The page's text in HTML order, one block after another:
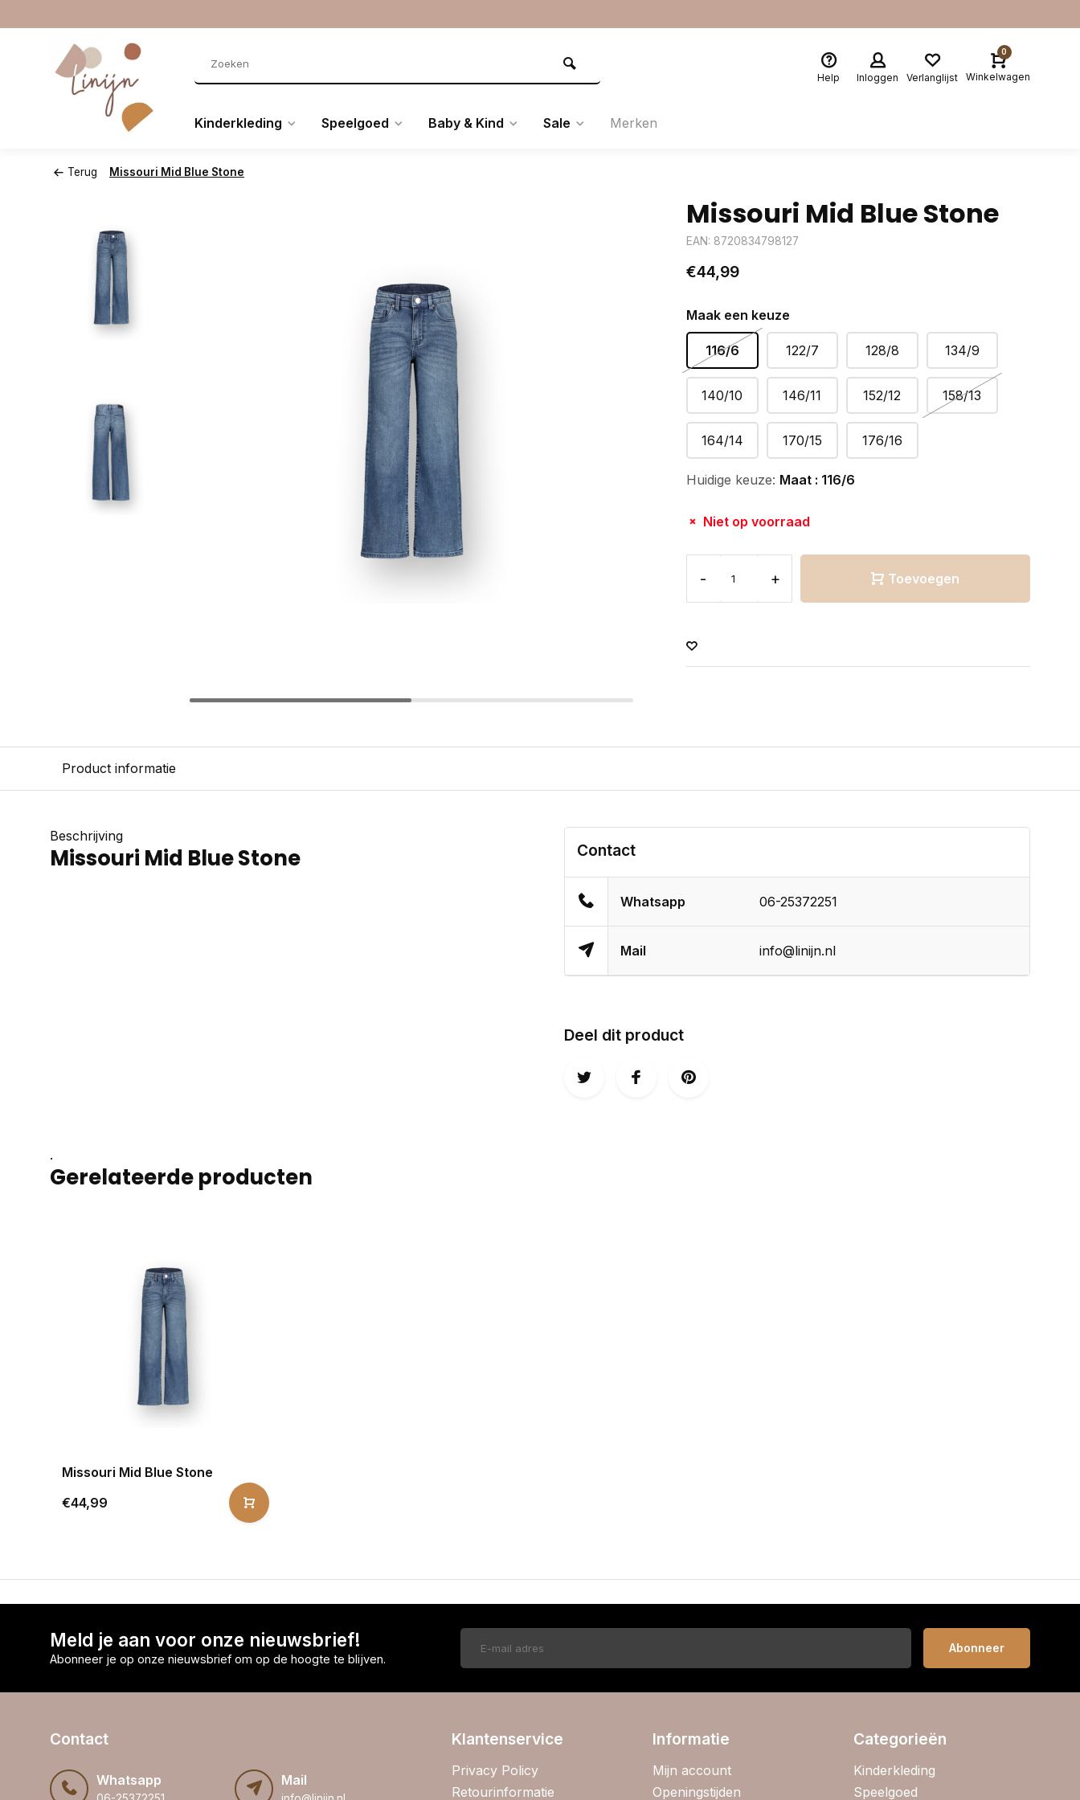
Help Inloggen Verlanglijst
0
Winkelwagen
Kinderkleding Speelgoed Baby & Kind Sale Merken
Terug Missouri Mid Blue Stone
Missouri Mid Blue Stone
EAN: 8720834798127
€44,99
Maak een keuze
116/6 122/7 128/8 134/9
140/10 146/11 152/12 158/13
164/14 170/15 176/16
Huidige keuze: Maat : 116/6
Niet op voorraad
- + Toevoegen
Product informatie
Beschrijving
Missouri Mid Blue Stone Contact
Whatsapp 06-25372251
Mail info@linijn.nl
Deel dit product
.
Gerelateerde producten
Missouri Mid Blue Stone
€44,99
Meld je aan voor onze nieuwsbrief!
Abonneer je op onze nieuwsbrief om op de hoogte te blijven.
Abonneer
Contact
Whatsapp Mail
Klantenservice
Privacy Policy
Retourinformatie
Informatie
Mijn account
Openingstijden
Categorieën
Kinderkleding
Speelgoed